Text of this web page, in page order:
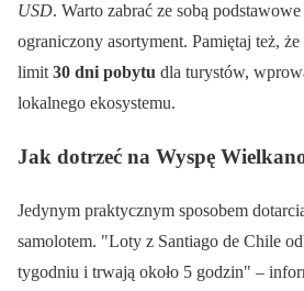
USD. Warto zabrać ze sobą
ograniczony asortyment. Pamiętaj też,
limit 30 dni pobytu dla turystów,
lokalnego ekosystemu.
Jak dotrzeć na Wyspę
Jedynym praktycznym sposobem
samolotem.
Loty z Santiago de Chile
tygodniu i trwają około 5 godzin
–